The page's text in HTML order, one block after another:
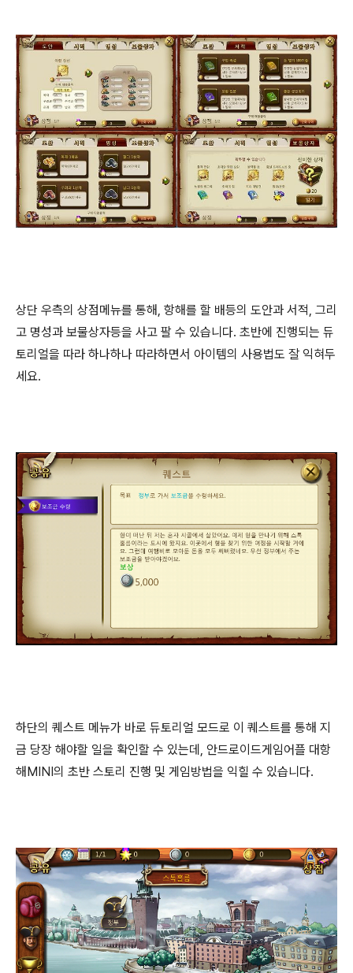
상단 우측의 상점메뉴를 통해, 항해를 할 배등의 도안과 서적, 그리
고 명성과 보물상자등을 사고 팔 수 있습니다. 초반에 진행되는 듀
토리얼을 따라 하나하나 따라하면서 아이템의 사용법도 잘 익혀두
세요.
하단의 퀘스트 메뉴가 바로 듀토리얼 모드로 이 퀘스트를 통해 지
금 당장 해야할 일을 확인할 수 있는데, 안드로이드게임어플 대항
해MINI의 초반 스토리 진행 및 게임방법을 익힐 수 있습니다.